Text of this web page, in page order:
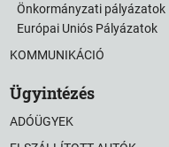
Önkormányzati pályázatok
Európai Uniós Pályázatok
KOMMUNIKÁCIÓ
Ügyintézés
ADÓÜGYEK